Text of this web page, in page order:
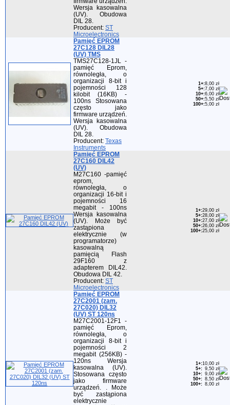
Wersja kasowalna
(UV). Obudowa
DIL 28.
Producent: ST
Microelectronics
Pamięć EPROM
27C128 DIL28
(UV) TMS
TMS27C128-1JL -
pamięć Eprom,
równoległa, o
organizacji 8-bit i
pojemności 128
kilobit (16KB) -
100ns Stosowana
często jako
firmware urządzeń.
Wersja kasowalna
(UV). Obudowa
DIL 28.
Producent: Texas
Instruments
1+:8,00 zł
5+:7,00 zł
10+:6,00 zł
50+:5,50 zł
100+:5,00 zł
Pamięć EPROM
27C160 DIL42
(UV)
M27C160 -pamięć
eprom,
równoległa, o
organizacji 16-bit i
pojemności 16
megabit - 100ns
Wersja kasowalna
(UV). Może być
zastąpiona
elektrycznie (w
programatorze)
kasowalną
pamięcią Flash
29F160 z
adapterem DIL42.
Obudowa DIL 42.
Producent: ST
Microelectronics
1+:29,00 zł
5+:28,00 zł
10+:27,00 zł
50+:26,00 zł
100+:25,00 zł
Pamięć EPROM
27C2001 (zam.
27C020) DIL32
(UV) ST 120ns
M27C2001-12F1 -
pamięć Eprom,
równoległa, o
organizacji 8-bit i
pojemności 2
megabit (256KB) -
120ns Wersja
kasowalna (UV).
Stosowana często
jako firmware
urządzeń. . Może
być zastąpiona
elektrycznie
1+:10,00 zł
5+: 9,50 zł
10+: 9,00 zł
50+: 8,50 zł
100+: 8,00 zł